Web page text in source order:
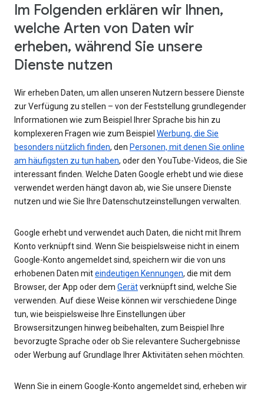
Im Folgenden erklären wir Ihnen,
welche Arten von Daten wir
erheben, während Sie unsere
Dienste nutzen
Wir erheben Daten, um allen unseren Nutzern bessere Dienste
zur Verfügung zu stellen – von der Feststellung grundlegender
Informationen wie zum Beispiel Ihrer Sprache bis hin zu
komplexeren Fragen wie zum Beispiel Werbung, die Sie
besonders nützlich finden, den Personen, mit denen Sie online
am häufigsten zu tun haben, oder den YouTube-Videos, die Sie
interessant finden. Welche Daten Google erhebt und wie diese
verwendet werden hängt davon ab, wie Sie unsere Dienste
nutzen und wie Sie Ihre Datenschutzeinstellungen verwalten.
Google erhebt und verwendet auch Daten, die nicht mit Ihrem
Konto verknüpft sind. Wenn Sie beispielsweise nicht in einem
Google-Konto angemeldet sind, speichern wir die von uns
erhobenen Daten miteindeutigen Kennungen, die mit dem
Browser, der App oder dem Gerätverknüpft sind, welche Sie
verwenden. Auf diese Weise können wir verschiedene Dinge
tun, wie beispielsweise Ihre Einstellungen über
Browsersitzungen hinweg beibehalten, zum Beispiel Ihre
bevorzugte Sprache oder ob Sie relevantere Suchergebnisse
oder Werbung auf Grundlage Ihrer Aktivitäten sehen möchten.
Wenn Sie in einem Google-Konto angemeldet sind, erheben wir